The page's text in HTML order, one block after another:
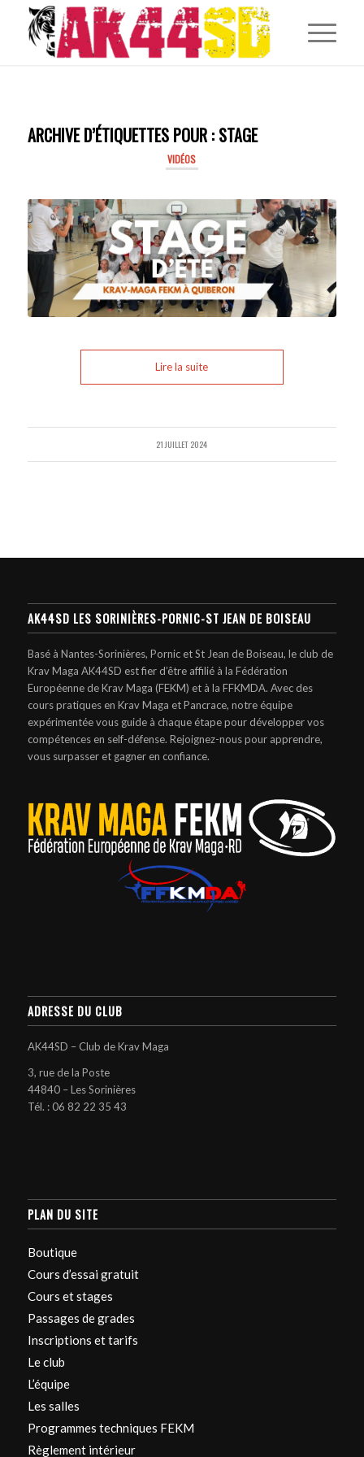
ARCHIVE D’ÉTIQUETTES POUR : STAGE
VIDÉOS
Lire la suite
21 JUILLET 2024
AK44SD LES SORINIÈRES-PORNIC-ST JEAN DE BOISEAU
Basé à Nantes-Sorinières, Pornic et St Jean de Boiseau, le club de
Krav Maga AK44SD est fier d’être affilié à la Fédération
Européenne de Krav Maga (FEKM) et à la FFKMDA. Avec des
cours pratiques en Krav Maga et Pancrace, notre équipe
expérimentée vous guide à chaque étape pour développer vos
compétences en self-défense. Rejoignez-nous pour apprendre,
vous surpasser et gagner en confiance.
ADRESSE DU CLUB
AK44SD – Club de Krav Maga
3, rue de la Poste
44840 – Les Sorinières
Tél. :06 82 22 35 43
PLAN DU SITE
Boutique
Cours d’essai gratuit
Cours et stages
Passages de grades
Inscriptions et tarifs
Le club
L’équipe
Les salles
Programmes techniques FEKM
Règlement intérieur